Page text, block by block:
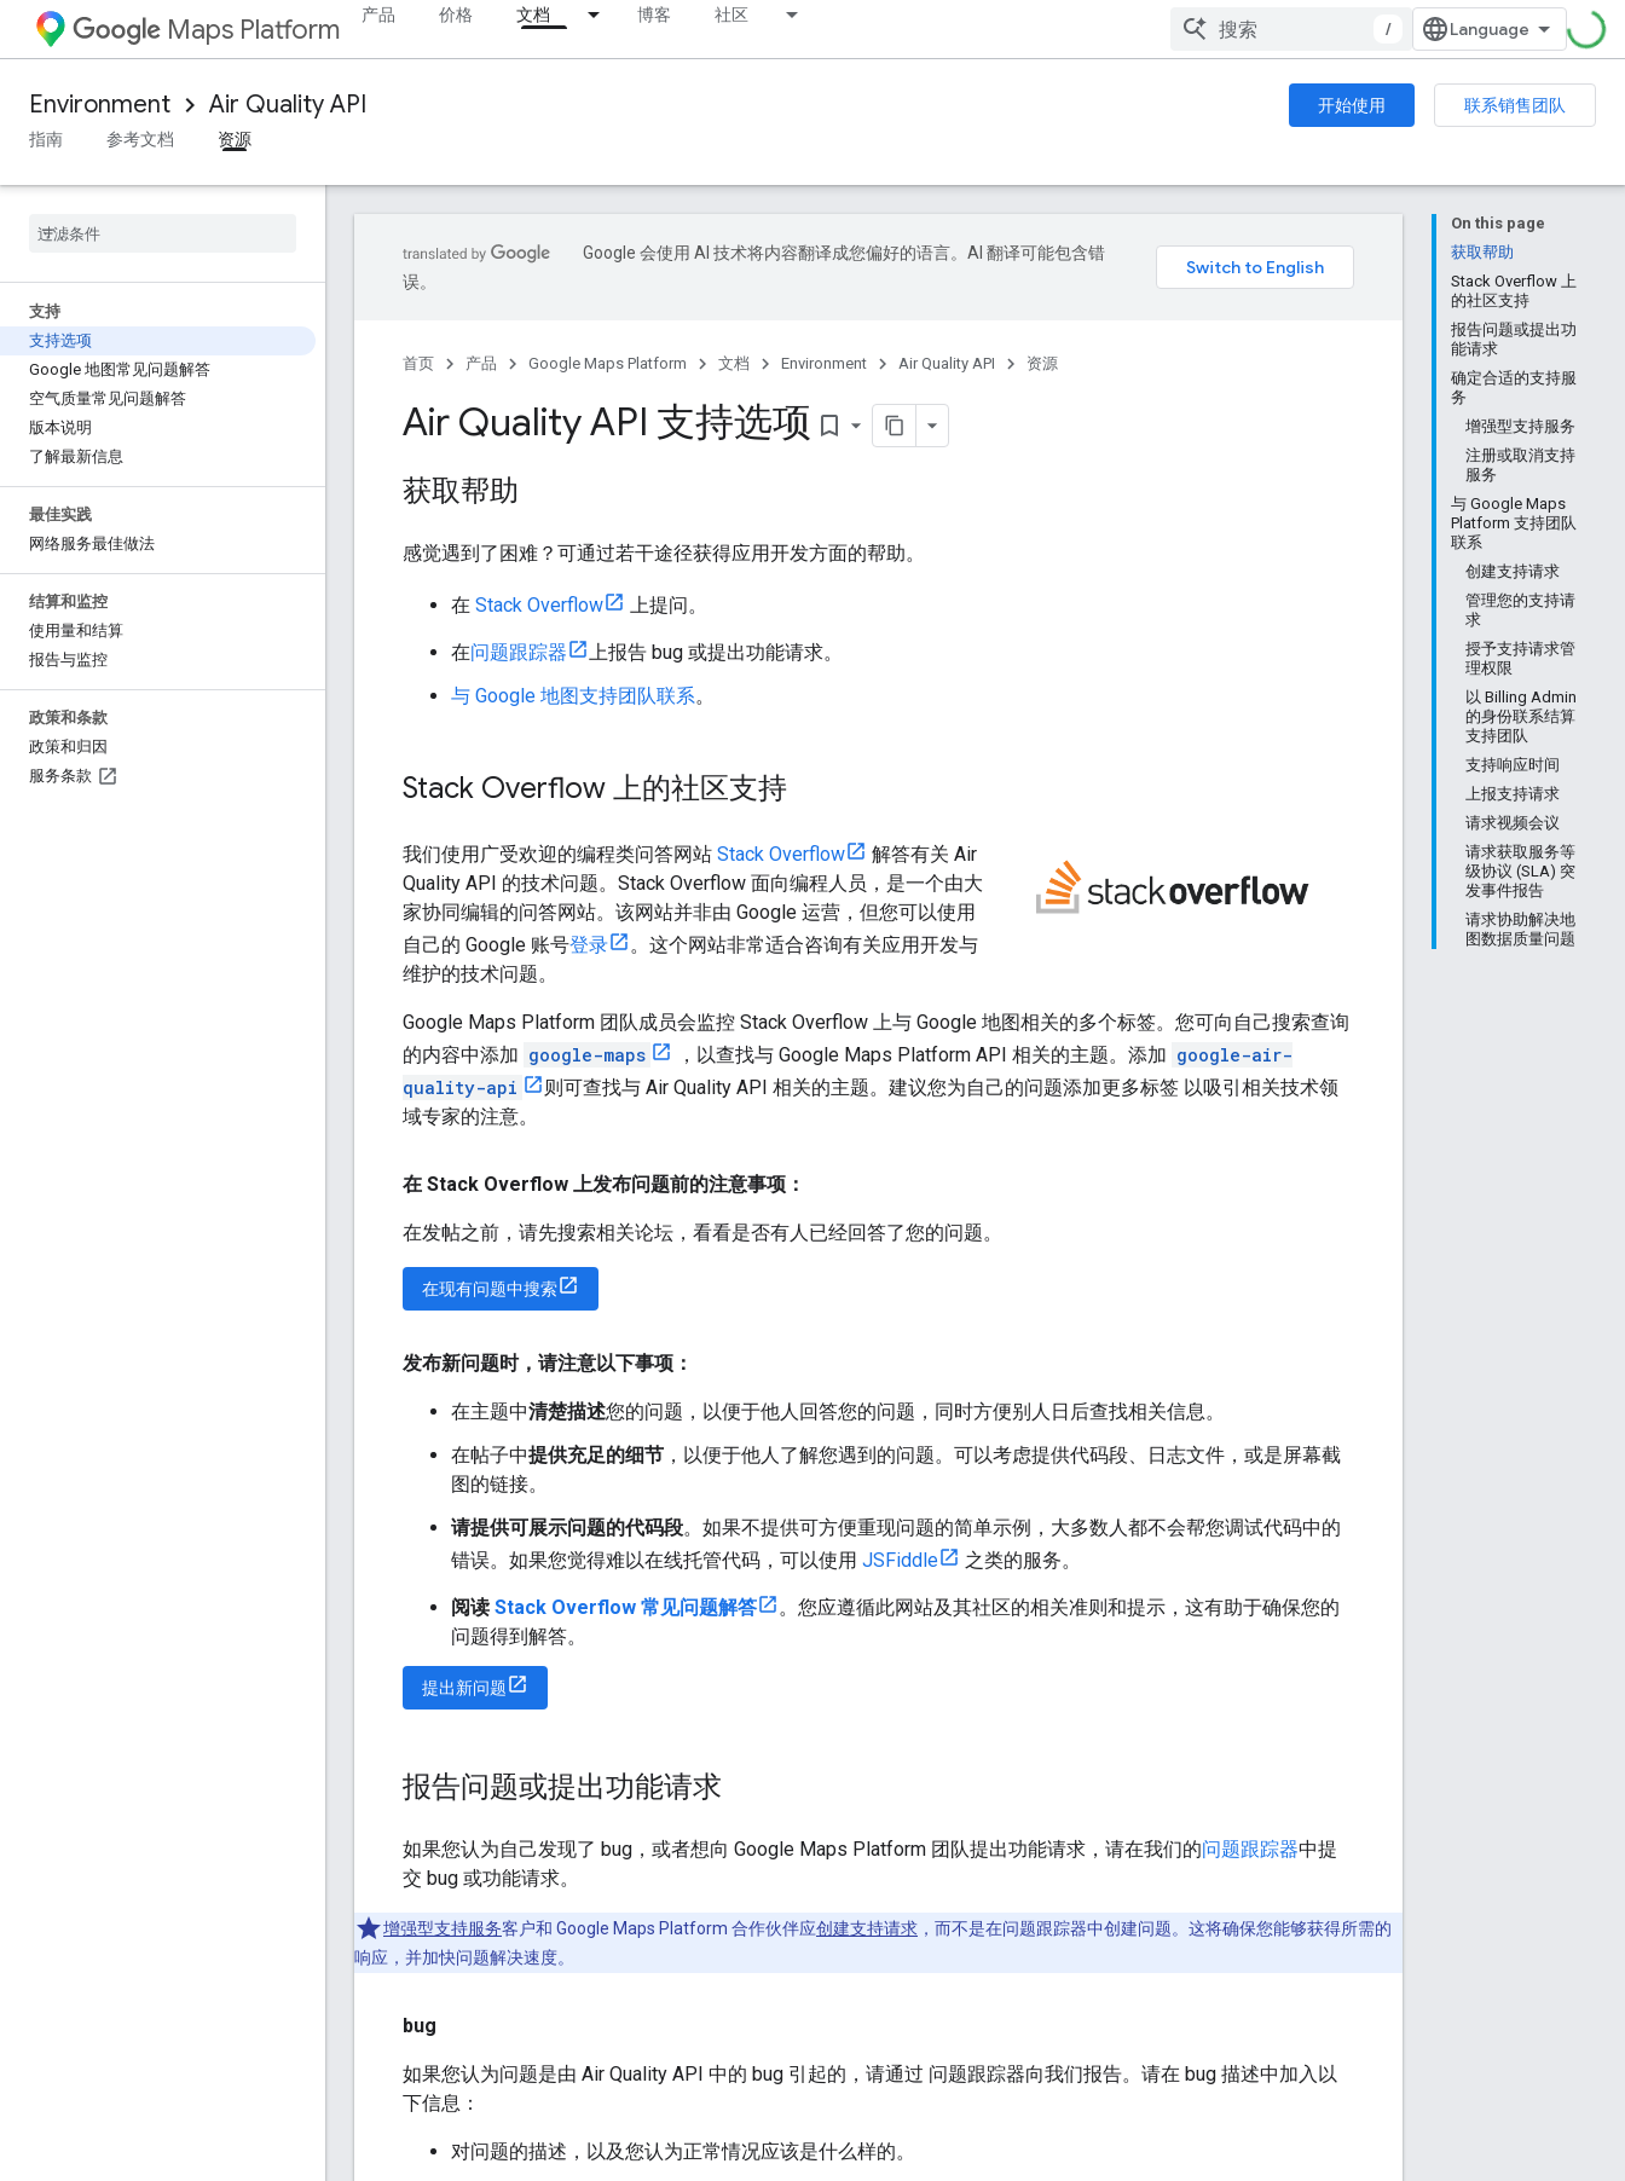
Maps Platform 产品 价格 文档 博客 社区
/
Environment Air Quality API 开始使用
联系销售团队
指南
参考文档 资源
支持
支持选项
Google 地图常见问题解答
空气质量常见问题解答
版本说明
了解最新信息
最佳实践
网络服务最佳做法
结算和监控
使用量和结算
报告与监控
政策和条款
政策和归因
服务条款
On this page
获取帮助
Stack Overflow 上
的社区支持
报告问题或提出功
能请求
确定合适的支持服
务
增强型支持服务
注册或取消支持
服务
与 Google Maps
Platform 支持团队
联系
创建支持请求
管理您的支持请
求
授予支持请求管
理权限
以 Billing Admin
的身份联系结算
支持团队
支持响应时间
上报支持请求
请求视频会议
请求获取服务等
级协议 (SLA) 突
发事件报告
请求协助解决地
图数据质量问题
Google 会使用 AI 技术将内容翻译成您偏好的语言。AI 翻译可能包含错
误。
首页 产品 Google Maps Platform 文档 Environment Air Quality API 资源
Air Quality API 支持选项 bookmark_border
获取帮助
感觉遇到了困难？可通过若干途径获得应用开发方面的帮助。
在 Stack Overflow 上提问。
在问题跟踪器
上报告 bug 或提出功能请求。
与 Google 地图支持团队联系。
Stack Overflow 上的社区支持
我们使用广受欢迎的编程类问答网站 Stack Overflow
解答有关 Air
Quality API 的技术问题。Stack Overflow 面向编程人员，是一个由大
家协同编辑的问答网站。该网站并非由 Google 运营，但您可以使用
自己的 Google 账号登录
。这个网站非常适合咨询有关应用开发与
维护的技术问题。
Google Maps Platform 团队成员会监控 Stack Overflow 上与 Google 地图相关的多个标签。您可向自己搜索查询
的内容中添加 google-maps ，以查找与 Google Maps Platform API 相关的主题。添加 google-air-
quality-api
则可查找与 Air Quality API 相关的主题。建议您为自己的问题添加更多标签 以吸引相关技术领
域专家的注意。
在 Stack Overflow 上发布问题前的注意事项：
在发帖之前，请先搜索相关论坛，看看是否有人已经回答了您的问题。
在现有问题中搜索
发布新问题时，请注意以下事项：
在主题中清楚描述您的问题，以便于他人回答您的问题，同时方便别人日后查找相关信息。
在帖子中提供充足的细节 ，以便于他人了解您遇到的问题。可以考虑提供代码段、日志文件，或是屏幕截
图的链接。
请提供可展示问题的代码段。如果不提供可方便重现问题的简单示例，大多数人都不会帮您调试代码中的
错误。如果您觉得难以在线托管代码，可以使用 JSFiddle 之类的服务。
阅读 Stack Overflow 常见问题解答
。您应遵循此网站及其社区的相关准则和提示，这有助于确保您的
问题得到解答。
提出新问题
报告问题或提出功能请求
如果您认为自己发现了 bug，或者想向 Google Maps Platform 团队提出功能请求，请在我们的问题跟踪器中提
交 bug 或功能请求。
增强型支持服务客户和 Google Maps Platform 合作伙伴应创建支持请求 ，而不是在问题跟踪器中创建问题。这将确保您能够获得所需的
响应，并加快问题解决速度。
bug
如果您认为问题是由 Air Quality API 中的 bug 引起的，请通过 问题跟踪器向我们报告。请在 bug 描述中加入以
下信息：
对问题的描述，以及您认为正常情况应该是什么样的。